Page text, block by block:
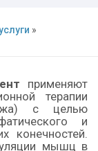
»
применяют
терапии
с целью
и
конечностей.
мышц в